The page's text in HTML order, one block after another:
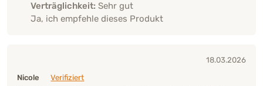
Verträglichkeit: Sehr gut
Ja, ich empfehle dieses Produkt
18.03.2026
Nicole
Verifiziert